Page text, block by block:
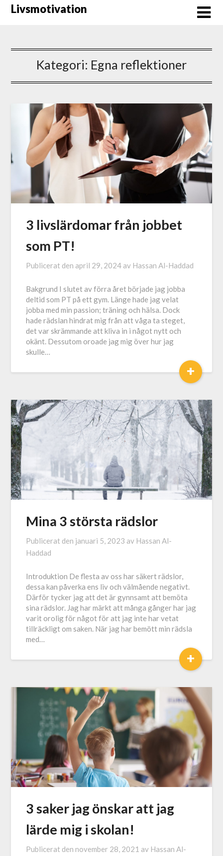
HoppaLivsmotivation
Kategori: Egna reflektioner
3 livslärdomar från jobbet
som PT!
Publicerat den april 29, 2024 av Hassan Al-Haddad
Bakgrund I slutet av förra året började jag jobba
deltid som PT på ett gym. Länge hade jag velat
jobba med min passion; träning och hälsa. Dock
hade rädslan hindrat mig från att våga ta steget,
det var skrämmande att kliva in i något nytt och
okänt. Dessutom oroade jag mig över hur jag
skulle…
+
Mina 3 största rädslor
Publicerat den januari 5, 2023 av Hassan Al-
Haddad
Introduktion De flesta av oss har säkert rädslor,
dessa kan påverka ens liv och välmående negativt.
Därför tycker jag att det är gynnsamt att bemöta
sina rädslor. Jag har märkt att många gånger har jag
varit orolig för något för att jag inte har vetat
tillräckligt om saken. När jag har bemött min rädsla
med…
+
3 saker jag önskar att jag
lärde mig i skolan!
Publicerat den november 28, 2021 av Hassan Al-